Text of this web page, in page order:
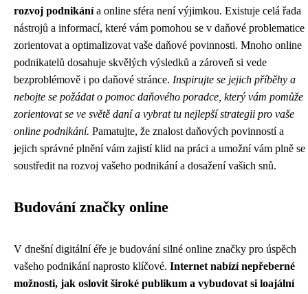
rozvoj podnikánía online sféra není výjimkou. Existuje celá řada
nástrojů a informací, které vám pomohou se v daňové problematice
zorientovat a optimalizovat vaše daňové povinnosti. Mnoho online
podnikatelů dosahuje skvělých výsledků a zároveň si vede
bezproblémově i po daňové stránce. Inspirujte se jejich příběhy a
nebojte se požádat o pomoc daňového poradce, který vám pomůže
zorientovat se ve světě daní a vybrat tu nejlepší strategii pro vaše
online podnikání. Pamatujte, že znalost daňových povinností a
jejich správné plnění vám zajistí klid na práci a umožní vám plně se
soustředit na rozvoj vašeho podnikání a dosažení vašich snů.
Budování značky online
V dnešní digitální éře je budování silné online značky pro úspěch
vašeho podnikání naprosto klíčové. Internet nabízí nepřeberné
možnosti, jak oslovit široké publikum a vybudovat si loajální